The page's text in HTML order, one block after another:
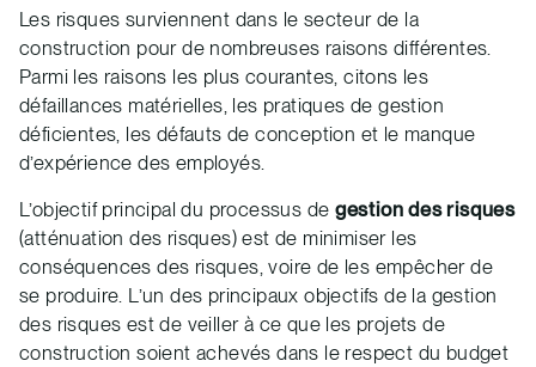
Les risques surviennent dans le secteur de la
construction pour de nombreuses raisons différentes.
Parmi les raisons les plus courantes, citons les
défaillances matérielles, les pratiques de gestion
déficientes, les défauts de conception et le manque
d’expérience des employés.
L’objectif principal du processus de gestion des risques
(atténuation des risques) est de minimiser les
conséquences des risques, voire de les empêcher de
se produire. L’un des principaux objectifs de la gestion
des risques est de veiller à ce que les projets de
construction soient achevés dans le respect du budget